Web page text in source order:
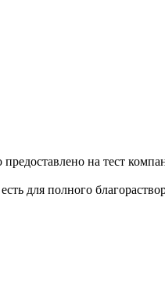
на тест
для полного